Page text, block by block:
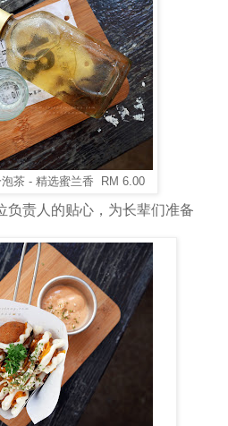
泡茶 - 精选蜜兰香 RM 6.00
负责人的贴心，为长辈们准备